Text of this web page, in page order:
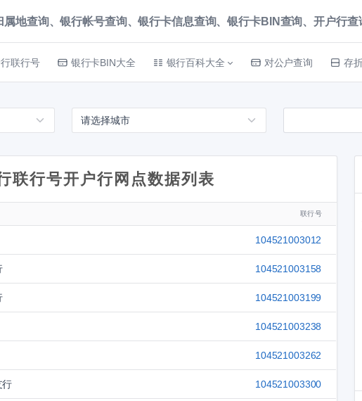
属地查询、银行帐号查询、银行卡信息查询、银行卡BIN查询、开户行
联行号 银行卡BIN大全 银行百科大全 对公户查询 存
联行号开户行网点数据列表
联行号
104521003012
104521003158
104521003199
104521003238
104521003262
行 104521003300